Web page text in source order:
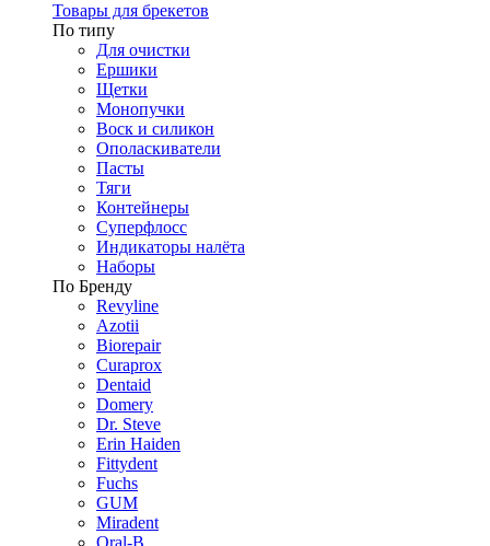
Товары для брекетов
По типу
Для очистки
Ершики
Щетки
Монопучки
Воск и силикон
Ополаскиватели
Пасты
Тяги
Контейнеры
Суперфлосс
Индикаторы налёта
Наборы
По Бренду
Revyline
Azotii
Biorepair
Curaprox
Dentaid
Domery
Dr. Steve
Erin Haiden
Fittydent
Fuchs
GUM
Miradent